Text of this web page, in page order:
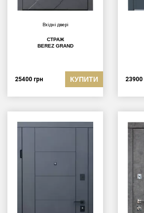
Вхідні двері
СТРАЖ
BEREZ GRAND
25400 грн КУПИТИ 23900